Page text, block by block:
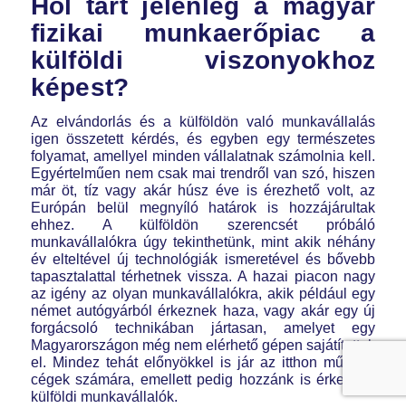
Hol tart jelenleg a magyar
fizikai munkaerőpiac a
külföldi viszonyokhoz
képest?
Az elvándorlás és a külföldön való munkavállalás
igen összetett kérdés, és egyben egy természetes
folyamat, amellyel minden vállalatnak számolnia kell.
Egyértelműen nem csak mai trendről van szó, hiszen
már öt, tíz vagy akár húsz éve is érezhető volt, az
Európán belül megnyíló határok is hozzájárultak
ehhez. A külföldön szerencsét próbáló
munkavállalókra úgy tekinthetünk, mint akik néhány
év elteltével új technológiák ismeretével és bővebb
tapasztalattal térhetnek vissza. A hazai piacon nagy
az igény az olyan munkavállalókra, akik például egy
német autógyárból érkeznek haza, vagy akár egy új
forgácsoló technikában jártasan, amelyet egy
Magyarországon még nem elérhető gépen sajátítottak
el. Mindez tehát előnyökkel is jár az itthon működő
cégek számára, emellett pedig hozzánk is érkeznek
külföldi munkavállalók.